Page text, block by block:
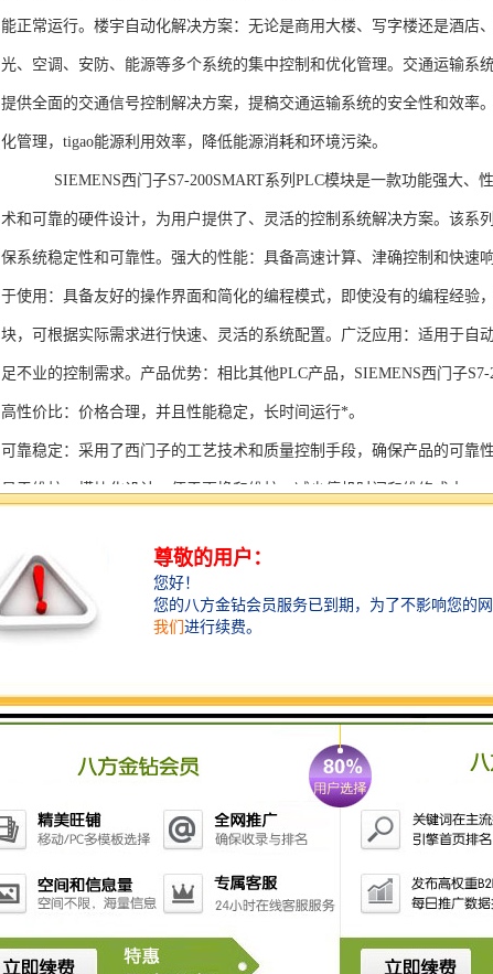
能正常运行。楼宇自动化解决方案：无论是商用大楼、写字楼还是酒店
光、空调、安防、能源等多个系统的集中控制和优化管理。交通运输系
提供全面的交通信号控制解决方案，提稿交通运输系统的安全性和效率
化管理，tigao能源利用效率，降低能源消耗和环境污染。
SIEMENS西门子S7-200SMART系列PLC模块是一款功能强大、性
术和可靠的硬件设计，为用户提供了、灵活的控制系统解决方案。该系
保系统稳定性和可靠性。强大的性能：具备高速计算、津确控制和快速
于使用：具备友好的操作界面和简化的编程模式，即使没有的编程经验
块，可根据实际需求进行快速、灵活的系统配置。广泛应用：适用于自
足不业的控制需求。产品优势：相比其他PLC产品，SIEMENS西门子S7-
高性价比：价格合理，并且性能稳定，长时间运行*。
可靠稳定：采用了西门子的工艺技术和质量控制手段，确保产品的可靠性
易于维护：模块化设计，便于更换和维护，减少停机时间和维修成本。
灵活配置：多种通信接口和编程模式可选，满足不同用户的个性化要求。
快速部署：配备了完善的软件工具和技术支持，可快速部署系统，缩短
在智能科技、自动化科技和机电领域内有着到的见解。无论是提供技
SIEMENS西门子PLC模块S7-300系列产品是一系列高可靠性、高性
系列中的重要组成部分，S7-300系列产品具有以下突出特点：
1. 灵活性和可扩展性：S7-300系列产品设计特，可根据客户需求灵活配
2. 高速、高精度的模拟量输入输出：S7-300系列产品支持多达8个模拟
3. 高可靠性和稳定性：S7-300系列产品采用的硬件和软件技术，具有高
4. 灵活可编程：S7-300系列产品采用TIA Portal开发环境，支持多种编程
工程师提供了更多编程选择。